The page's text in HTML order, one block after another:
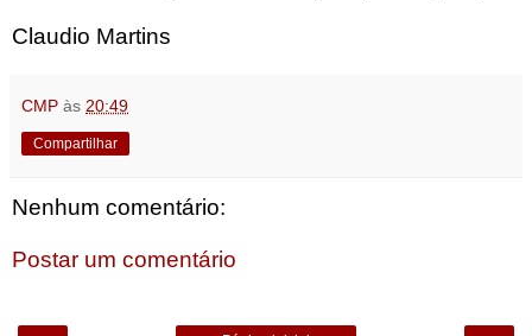
Claudio Martins
CMP às 20:49
Compartilhar
Nenhum comentário:
Postar um comentário